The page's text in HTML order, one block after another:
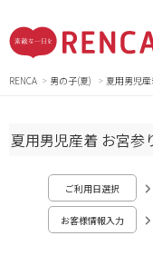
RENCA 男の子(夏) 夏用男児
夏用男児産着 お宮参
ご利用日選択
お客様情報入力